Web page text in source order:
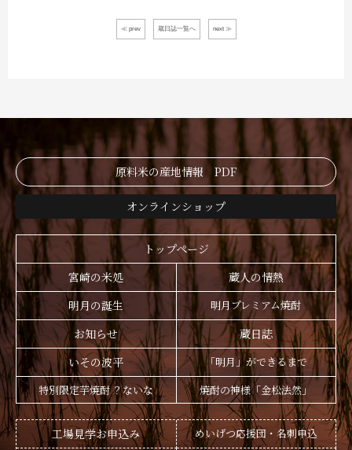
≪ prev 蔵日誌一覧へ next ≫
原料米の産地情報 PDF
オンラインショップ
トップページ
宮崎の米処
蔵人の情熱
明月の誕生
明月プレミアム焼酎
お知らせ
蔵日誌
いその波平
「明月」ができるまで
特別限定芋焼酎 ？ないな
焼酎の神様「金松法然」
工場見学お申込み めいげつ応援団・名刺申込